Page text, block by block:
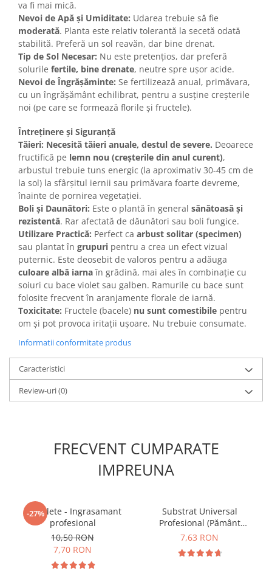
va fi mai mică.
Nevoi de Apă și Umiditate: Udarea trebuie să fie
moderată. Planta este relativ tolerantă la secetă odată
stabilită. Preferă un sol reavăn, dar bine drenat.
Tip de Sol Necesar: Nu este pretențios, dar preferă
solurile fertile, bine drenate, neutre spre ușor acide.
Nevoi de Îngrășăminte: Se fertilizează anual, primăvara,
cu un îngrășământ echilibrat, pentru a susține creșterile
noi (pe care se formează florile și fructele).
Întreținere și Siguranță
Tăieri: Necesită tăieri anuale, destul de severe. Deoarece
fructifică pe lemn nou (creșterile din anul curent),
arbustul trebuie tuns energic (la aproximativ 30-45 cm de
la sol) la sfârșitul iernii sau primăvara foarte devreme,
înainte de pornirea vegetației.
Boli și Daunători: Este o plantă în general sănătoasă și
rezistentă. Rar afectată de dăunători sau boli fungice.
Utilizare Practică: Perfect ca arbust solitar (specimen)
sau plantat în grupuri pentru a crea un efect vizual
puternic. Este deosebit de valoros pentru a adăuga
culoare albă iarnaîn grădină, mai ales în combinație cu
soiuri cu bace violet sau galben. Ramurile cu bace sunt
folosite frecvent în aranjamente florale de iarnă.
Toxicitate: Fructele (bacele) nu sunt comestibile pentru
om și pot provoca iritații ușoare. Nu trebuie consumate.
Informatii conformitate produs
Caracteristici
Review-uri(0)
FRECVENT CUMPARATE
IMPREUNA
-27%
5 Tablete - Ingrasamant
profesional
10,50 RON
7,70 RON
Substrat Universal
Profesional (Pământ
Premium) - 5 L
7,63 RON